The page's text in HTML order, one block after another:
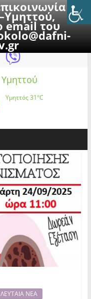
με
email του
2026
Υμηττού
Υμηττός31°C
ΝΕΑ